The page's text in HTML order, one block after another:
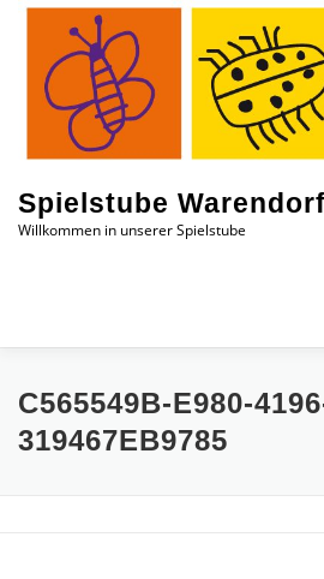
Zum
springen
Spielstube
Willkommen in unserer Spielstube
DAS SIND WIR EINBLICKE
C565549B-E980-
319467EB9785